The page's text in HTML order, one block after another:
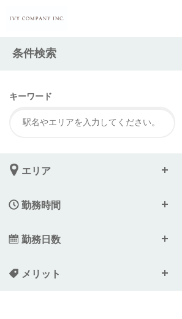
条件検索
キーワード
エリア
勤務時間
勤務日数
メリット